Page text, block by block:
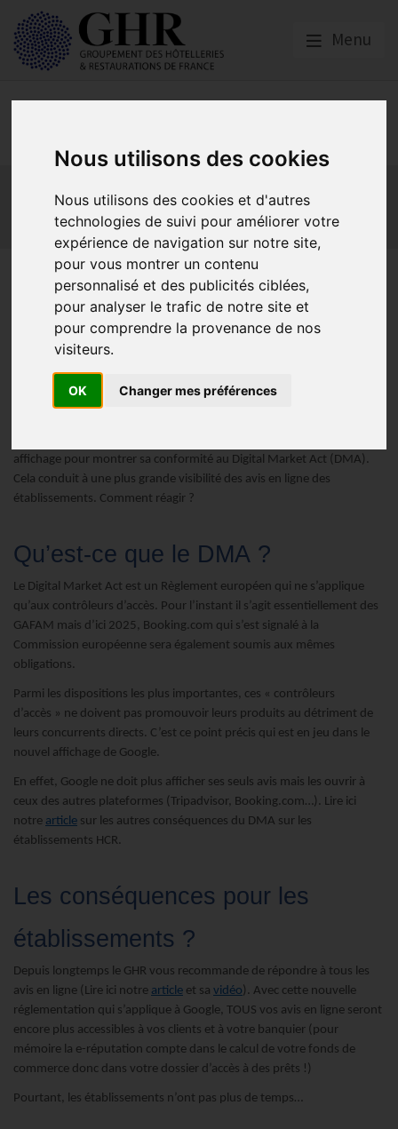
Nous utilisons des cookies
Nous utilisons des cookies et d'autres
technologies de suivi pour améliorer votre
expérience de navigation sur notre site,
pour vous montrer un contenu
personnalisé et des publicités ciblées,
pour analyser le trafic de notre site et
pour comprendre la provenance de nos
visiteurs.
OK Changer mes préférences
Menu
Economie collaborative
Innovation et digitalisation
Mon Parc Num
Informatique Europe
Les avis en ligne après le 7
mars 2024 !
Avis en ligne
15/03/2024
affichage pour montrer sa conformité au Digital Market Act (DMA).
Cela conduit à une plus grande visibilité des avis en ligne des
établissements. Comment réagir ?
Qu’est-ce que le DMA ?
Le Digital Market Act est un Règlement européen qui ne s’applique
qu’aux contrôleurs d’accès. Pour l’instant il s’agit essentiellement des
GAFAM mais d’ici 2025, Booking.com qui s’est signalé à la
Commission européenne sera également soumis aux mêmes
obligations.
Parmi les dispositions les plus importantes, ces « contrôleurs
d’accès » ne doivent pas promouvoir leurs produits au détriment de
leurs concurrents directs. C’est ce point précis qui est en jeu dans le
nouvel affichage de Google.
En effet, Google ne doit plus afficher ses seuls avis mais les ouvrir à
ceux des autres plateformes (Tripadvisor, Booking.com…). Lire ici
notre article sur les autres conséquences du DMA sur les
établissements HCR.
Les conséquences pour les
établissements ?
Depuis longtemps le GHR vous recommande de répondre à tous les
avis en ligne (Lire ici notre article et sa vidéo). Avec cette nouvelle
réglementation qui s’applique à Google, TOUS vos avis en ligne seront
encore plus accessibles à vos clients et à votre banquier (pour
mémoire la e-réputation compte dans le calcul de votre fonds de
commerce donc dans votre dossier d’accès à des prêts !)
Pourtant, les établissements n’ont pas plus de temps…